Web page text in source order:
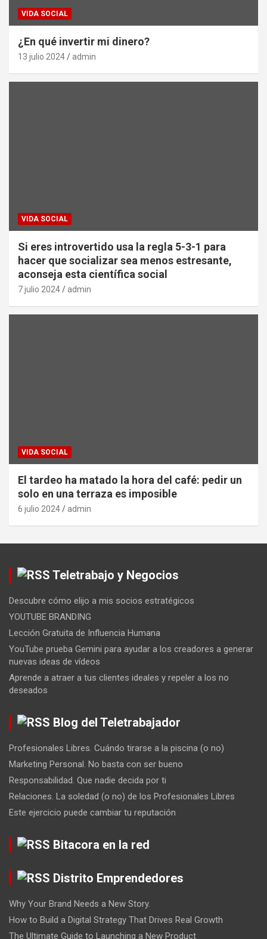
VIDA SOCIAL
¿En qué invertir mi dinero?
13 julio 2024 admin
VIDA SOCIAL
Si eres introvertido usa la regla 5-3-1 para
hacer que socializar sea menos estresante,
aconseja esta científica social
7 julio 2024 admin
VIDA SOCIAL
El tardeo ha matado la hora del café: pedir un
solo en una terraza es imposible
6 julio 2024 admin
Teletrabajo y Negocios
Descubre cómo elijo a mis socios estratégicos
YOUTUBE BRANDING
Lección Gratuita de Influencia Humana
YouTube prueba Gemini para ayudar a los creadores a generar
nuevas ideas de vídeos
Aprende a atraer a tus clientes ideales y repeler a los no
deseados
Blog del Teletrabajador
Profesionales Libres. Cuándo tirarse a la piscina (o no)
Marketing Personal. No basta con ser bueno
Responsabilidad. Que nadie decida por ti
Relaciones. La soledad (o no) de los Profesionales Libres
Este ejercicio puede cambiar tu reputación
Bitacora en la red
Distrito Emprendedores
Why Your Brand Needs a New Story.
How to Build a Digital Strategy That Drives Real Growth
The Ultimate Guide to Launching a New Product